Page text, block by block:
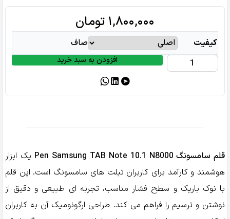
۱,۸۰۰,۰۰۰ تومان
کیفیت
صاف
سامسونگ
Samsung
Note
عدد
افزودن به سبد خرید
قلم سامسونگ Pen Samsung TAB Note 10.1 N8000
یک ابزار
هوشمند و کارآمد برای کاربران تبلت های سامسونگ است. این قلم
با نوک باریک و سطح فشار مناسب، تجربه‌ ای طبیعی و دقیق از
نوشتن و ترسیم را فراهم می‌ کند. طراحی ارگونومیک آن به کاربران